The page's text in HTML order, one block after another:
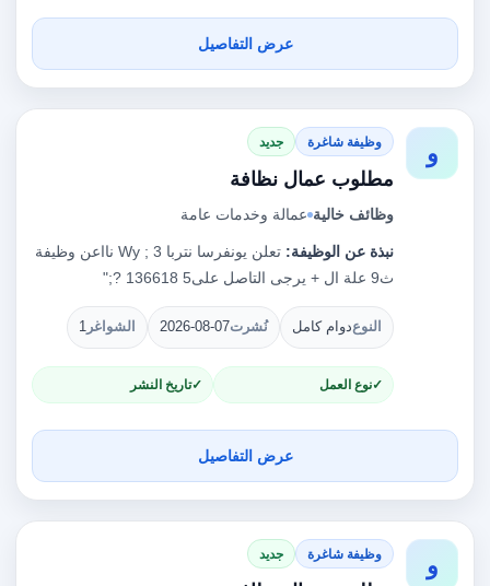
عرض التفاصيل
و وظيفة شاغرة جديد
مطلوب عمال نظافة
وظائف خالية عمالة وخدمات عامة
نبذة عن الوظيفة:
تعلن يونفرسا نتربا 3 ; ‎Wy‏ نااعن وظيفة
ث9 علة ال + يرجى التاصل على‎ 136618 5?;"‏
النوعدوام كامل نُشرت2026-08-07 الشواغر 1
نوع العمل تاريخ النشر
عرض التفاصيل
و وظيفة شاغرة جديد